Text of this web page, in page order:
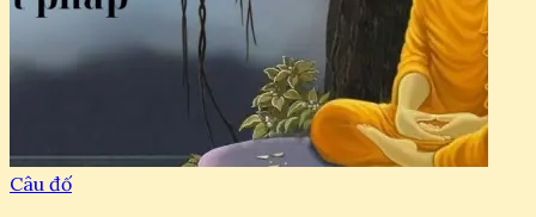
Câu đố